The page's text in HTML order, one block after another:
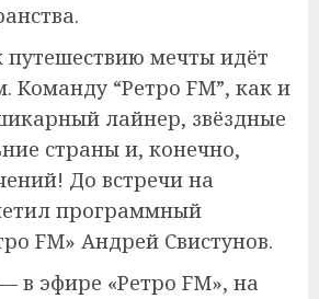
путешествию мечты идёт
Команду “Ретро FM”, как и
лайнер, звёздные
страны и, конечно,
До встречи на
программный
FM» Андрей Свистунов.
в эфире «Ретро FM», на